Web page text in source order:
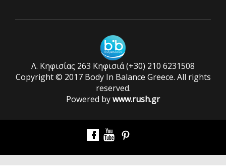
Λ. Κηφισίας 263 Κηφισιά (+30) 210 6231508
Copyright © 2017 Body In Balance Greece. All rights
reserved.
Powered bywww.rush.gr